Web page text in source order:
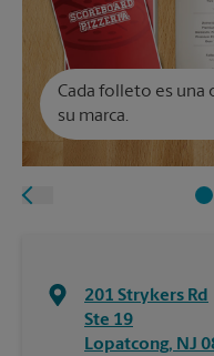
Cada folleto es una
su marca.
201 Strykers Rd
Ste 19
Lopatcong, NJ